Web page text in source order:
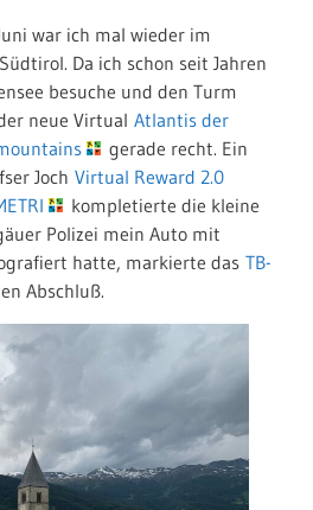
war ich mal wieder im
Da ich schon seit Jahren
besuche und den Turm
neue Virtual Atlantis der
gerade recht. Ein
Joch Virtual Reward 2.0
kompletierte die kleine
Polizei mein Auto mit
hatte, markierte das TB-
Abschluß.